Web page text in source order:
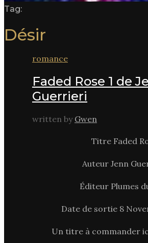
Tag:
Désir
romance
Faded Rose 1 de
Guerrieri
written by Gwen
Titre Faded
Auteur Jenn
Éditeur Plumes
Date de sortie 8
Un titre à commander